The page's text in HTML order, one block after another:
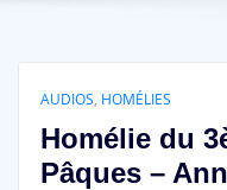
AUDIOS, HOMÉLIES
Homélie du
Pâques –